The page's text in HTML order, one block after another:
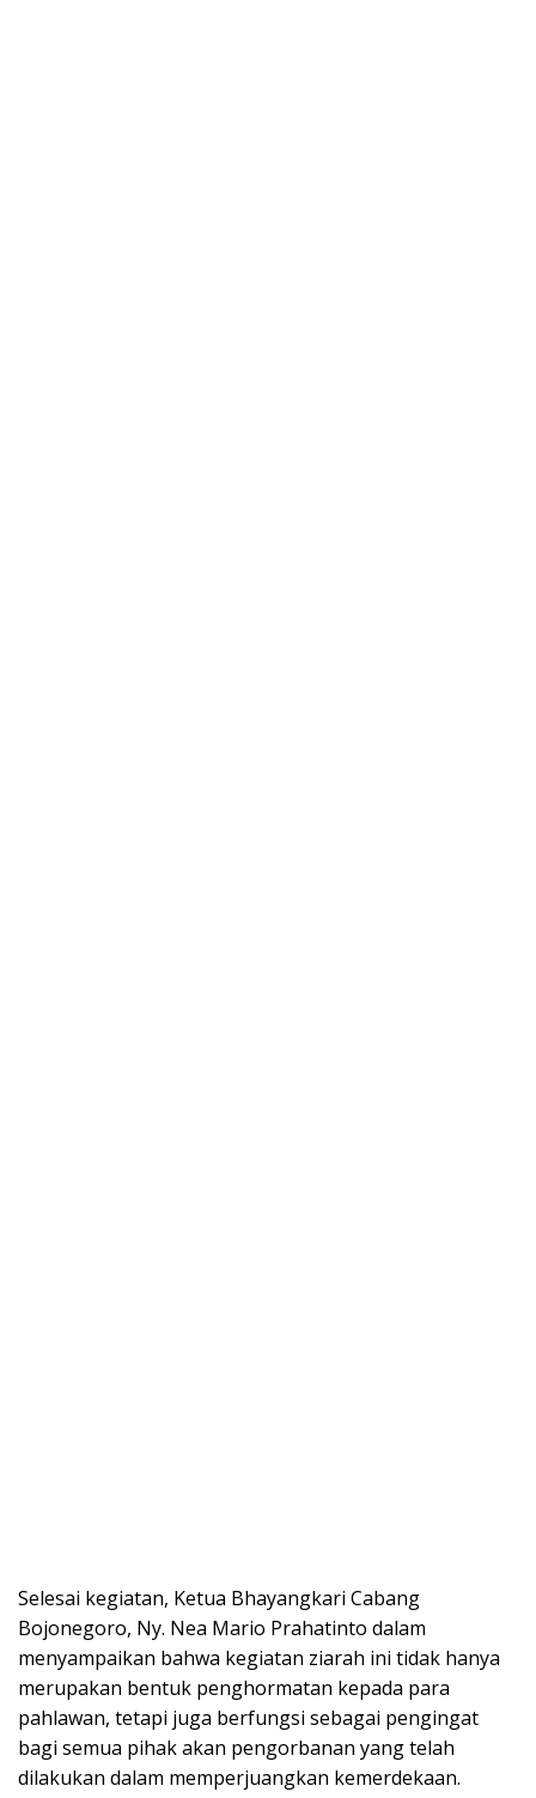
Selesai kegiatan, Ketua Bhayangkari Cabang
Bojonegoro, Ny. Nea Mario Prahatinto dalam
menyampaikan bahwa kegiatan ziarah ini tidak hanya
merupakan bentuk penghormatan kepada para
pahlawan, tetapi juga berfungsi sebagai pengingat
bagi semua pihak akan pengorbanan yang telah
dilakukan dalam memperjuangkan kemerdekaan.